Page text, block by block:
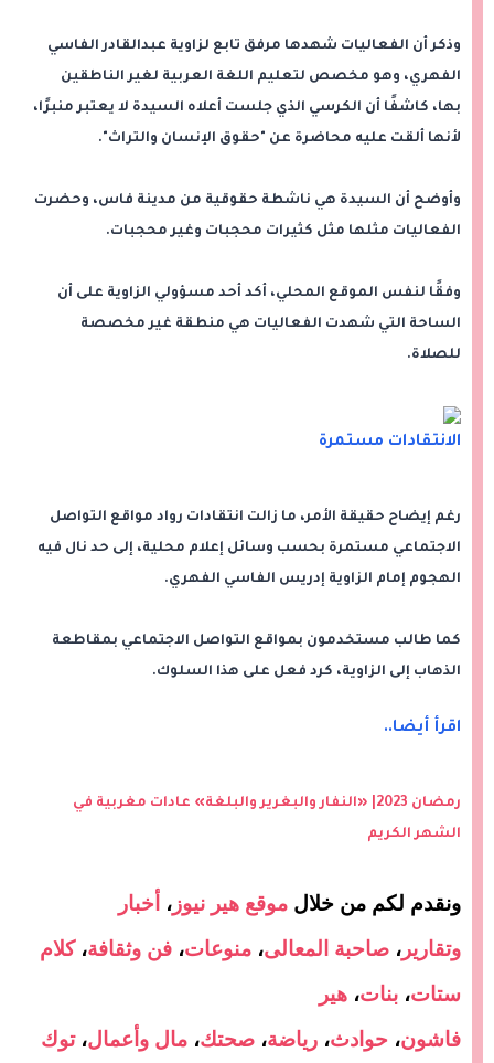
وذكر أن الفعاليات شهدها مرفق تابع لزاوية عبدالقادر الفاسي
الفهري، وهو مخصص لتعليم اللغة العربية لغير الناطقين
بها، كاشفًا أن الكرسي الذي جلست أعلاه السيدة لا يعتبر منبرًا،
لأنها ألقت عليه محاضرة عن "حقوق الإنسان والتراث".
وأوضح أن السيدة هي ناشطة حقوقية من مدينة فاس، وحضرت
الفعاليات مثلها مثل كثيرات محجبات وغير محجبات.
وفقًا لنفس الموقع المحلي، أكد أحد مسؤولي الزاوية على أن
الساحة التي شهدت الفعاليات هي منطقة غير مخصصة
للصلاة.
الانتقادات مستمرة
رغم إيضاح حقيقة الأمر، ما زالت انتقادات رواد مواقع التواصل
الاجتماعي مستمرة بحسب وسائل إعلام محلية، إلى حد نال فيه
الهجوم إمام الزاوية إدريس الفاسي الفهري.
كما طالب مستخدمون بمواقع التواصل الاجتماعي بمقاطعة
الذهاب إلى الزاوية، كرد فعل على هذا السلوك.
اقرأ أيضا..
رمضان 2023| «النفار والبغرير والبلغة» عادات مغربية في
الشهر الكريم
ونقدم لكم من خلال موقع هير نيوز ، أخبار
وتقارير ، صاحبة المعالى، منوعات، فن وثقافة، كلام
ستات، بنات، هير
فاشون، حوادث، رياضة، صحتك، مال وأعمال، توك